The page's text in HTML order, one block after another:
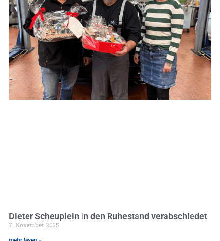
Dieter Scheuplein in den Ruhestand verabschiedet
7. November 2025